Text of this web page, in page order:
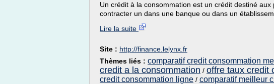
Un crédit à la consommation est un crédit destiné
contracter un dans une banque ou dans un
Lire la suite
Site : http://finance.lelynx.fr
Thèmes liés : comparatif credit consommation
credit a la consommation / offre taux credit
credit consommation ligne / comparatif meilleur